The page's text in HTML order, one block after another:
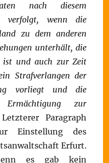
nach diesem
verfolgt, wenn die
zu dem anderen
unterhält, die
ist und auch zur Zeit
Strafverlangen der
vorliegt und die
Ermächtigung zur
Letzterer Paragraph
Einstellung des
Erfurt.
es gab kein